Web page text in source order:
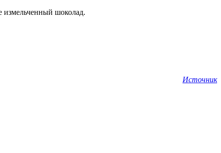
измельченный шоколад.
Источник